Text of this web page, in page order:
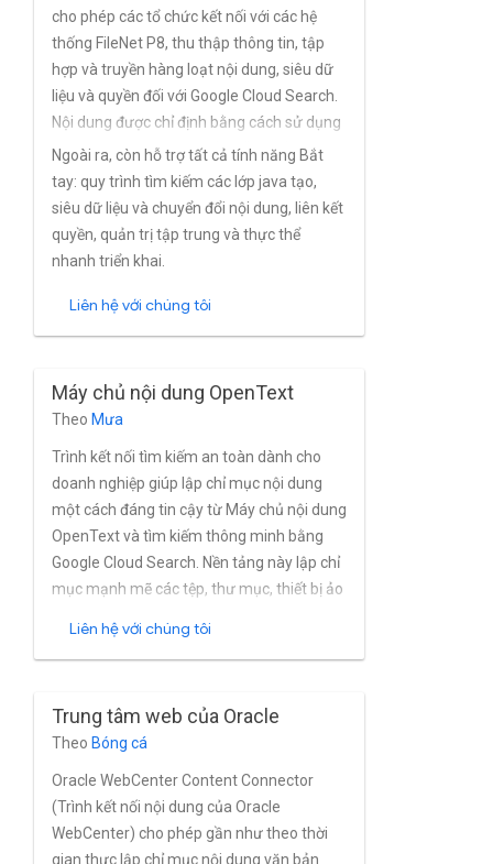
cho phép các tổ chức kết nối với các hệ
thống FileNet P8, thu thập thông tin, tập
hợp và truyền hàng loạt nội dung, siêu dữ
liệu và quyền đối với Google Cloud Search.
Nội dung được chỉ định bằng cách sử dụng
bộ lọc SQL FileNet P8 gốc. Hỗ trợ đầy đủ
hoặc truyền tải gia tăng, chạy dưới dạng
công việc theo lịch, được định cấu hình
trong giao diện người dùng Quản trị bắt
tay.
Ngoài ra, còn hỗ trợ tất cả tính năng Bắt
tay: quy trình tìm kiếm các lớp java tạo,
siêu dữ liệu và chuyển đổi nội dung, liên kết
quyền, quản trị tập trung và thực thể
nhanh triển khai.
Liên hệ với chúng tôi
Máy chủ nội dung OpenText
Theo Mưa
Trình kết nối tìm kiếm an toàn dành cho
doanh nghiệp giúp lập chỉ mục nội dung
một cách đáng tin cậy từ Máy chủ nội dung
OpenText và tìm kiếm thông minh bằng
Google Cloud Search. Nền tảng này lập chỉ
mục mạnh mẽ các tệp, thư mục, thiết bị ảo
tập, bộ sưu tập, và nhiều đối tượng khác từ
đủ Nội dung OpenText Tính năng quản lý
người dùng và nhóm được tích hợp sẵn
trên máy chủ.
Liên hệ với chúng tôi
Trung tâm web của Oracle
Theo Bóng cá
Oracle WebCenter Content Connector
(Trình kết nối nội dung của Oracle
WebCenter) cho phép gần như theo thời
gian thực lập chỉ mục nội dung văn bản